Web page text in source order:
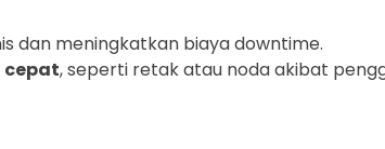
dan meningkatkan biaya downtime.
cepat, seperti retak atau noda akibat